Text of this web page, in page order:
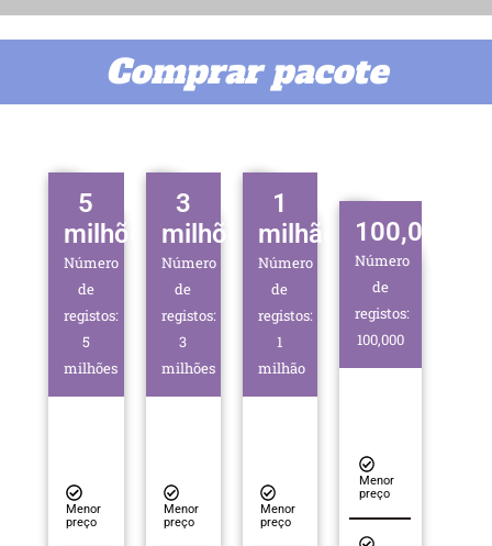
Comprar pacote
5
milhões
Número
de
registos:
5
milhões
Menor
preço
3
milhões
Número
de
registos:
3
milhões
Menor
preço
1
milhão
Número
de
registos:
1
milhão
Menor
preço
100,000
Número
de
registos:
100,000
Menor
preço